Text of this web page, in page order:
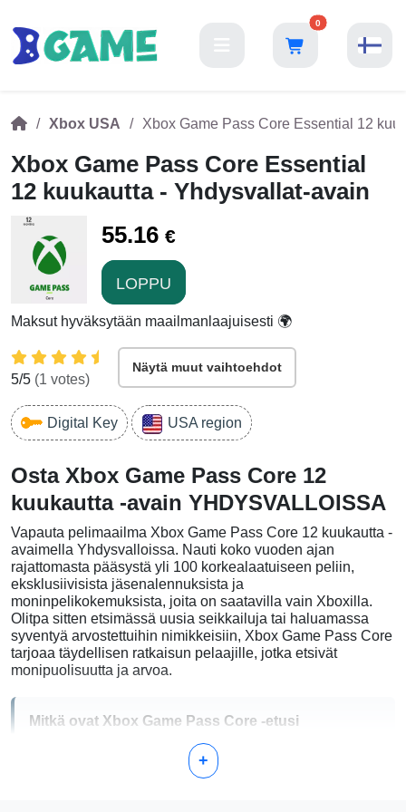
0
Xbox USA Xbox Game Pass Core Essential 12
Xbox Game Pass Core Essential
12 kuukautta - Yhdysvallat-avain
55.16 €
LOPPU
Maksut hyväksytään maailmanlaajuisesti 🌍
5/5 (1 votes)
Näytä muut vaihtoehdot
Digital Key USA region
Osta Xbox Game Pass Core 12
kuukautta -avain YHDYSVALLOISSA
Vapauta pelimaailma Xbox Game Pass Core 12 kuukautta -
avaimella Yhdysvalloissa. Nauti koko vuoden ajan
rajattomasta pääsystä yli 100 korkealaatuiseen peliin,
eksklusiivisista jäsenalennuksista ja
moninpelikokemuksista, joita on saatavilla vain Xboxilla.
Olitpa sitten etsimässä uusia seikkailuja tai haluamassa
syventyä arvostettuihin nimikkeisiin, Xbox Game Pass Core
tarjoaa täydellisen ratkaisun pelaajille, jotka etsivät
monipuolisuutta ja arvoa.
Mitkä ovat Xbox Game Pass Core -etusi
Pääsy kuratoituun kirjastoon yli 100 korkealaatuista
+